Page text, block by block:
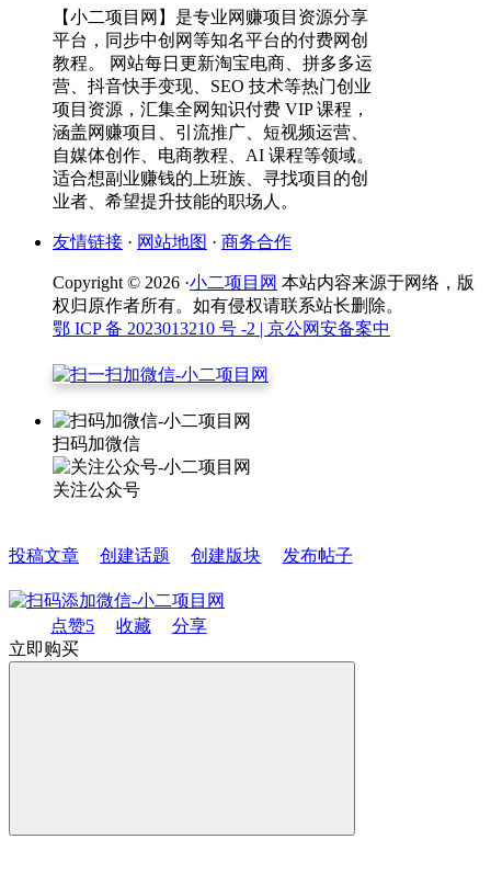
【小二项目网】是专业网赚项目资源分享
平台，同步中创网等知名平台的付费网创
教程。 网站每日更新淘宝电商、拼多多运
营、抖音快手变现、SEO 技术等热门创业
项目资源，汇集全网知识付费 VIP 课程，
涵盖网赚项目、引流推广、短视频运营、
自媒体创作、电商教程、AI 课程等领域。
适合想副业赚钱的上班族、寻找项目的创
业者、希望提升技能的职场人。
友情链接 · 网站地图 · 商务合作
Copyright © 2026 ·小二项目网 本站内容来源于网络，版
权归原作者所有。如有侵权请联系站长删除。
鄂 ICP 备 2023013210 号 -2 | 京公网安备案中
扫码加微信
关注公众号
投稿文章 创建话题 创建版块 发布帖子
点赞5 收藏
分享
立即购买